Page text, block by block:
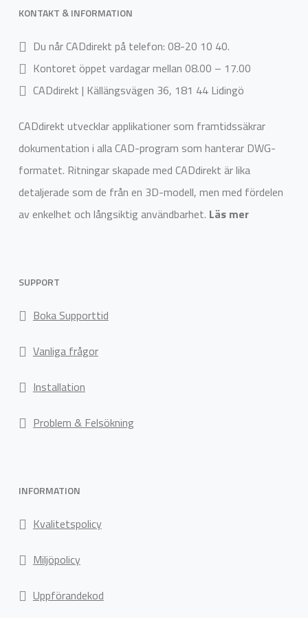
KONTAKT & INFORMATION
Du når CADdirekt på telefon: 08-20 10 40.
Kontoret öppet vardagar mellan 08.00 – 17.00
CADdirekt | Källängsvägen 36, 181 44 Lidingö
CADdirekt utvecklar applikationer som framtidssäkrar
dokumentation i alla CAD-program som hanterar DWG-
formatet. Ritningar skapade med CADdirekt är lika
detaljerade som de från en 3D-modell, men med fördelen
av enkelhet och långsiktig användbarhet. Läs mer
SUPPORT
Boka Supporttid
Vanliga frågor
Installation
Problem & Felsökning
INFORMATION
Kvalitetspolicy
Miljöpolicy
Uppförandekod